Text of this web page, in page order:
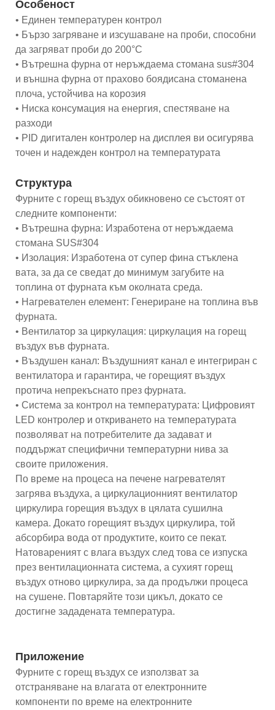
Особеност
• Единен температурен контрол
• Бързо загряване и изсушаване на проби, способни
да загряват проби до 200°C
• Вътрешна фурна от неръждаема стомана sus#304
и външна фурна от прахово боядисана стоманена
плоча, устойчива на корозия
• Ниска консумация на енергия, спестяване на
разходи
• PID дигитален контролер на дисплея ви осигурява
точен и надежден контрол на температурата
Структура
Фурните с горещ въздух обикновено се състоят от
следните компоненти:
• Вътрешна фурна: Изработена от неръждаема
стомана SUS#304
• Изолация: Изработена от супер фина стъклена
вата, за да се сведат до минимум загубите на
топлина от фурната към околната среда.
• Нагревателен елемент: Генериране на топлина във
фурната.
• Вентилатор за циркулация: циркулация на горещ
въздух във фурната.
• Въздушен канал: Въздушният канал е интегриран с
вентилатора и гарантира, че горещият въздух
протича непрекъснато през фурната.
• Система за контрол на температурата: Цифровият
LED контролер и откриването на температурата
позволяват на потребителите да задават и
поддържат специфични температурни нива за
своите приложения.
По време на процеса на печене нагревателят
загрява въздуха, а циркулационният вентилатор
циркулира горещия въздух в цялата сушилна
камера. Докато горещият въздух циркулира, той
абсорбира вода от продуктите, които се пекат.
Натовареният с влага въздух след това се изпуска
през вентилационната система, а сухият горещ
въздух отново циркулира, за да продължи процеса
на сушене. Повтаряйте този цикъл, докато се
достигне зададената температура.
Приложение
Фурните с горещ въздух се използват за
отстраняване на влагата от електронните
компоненти по време на електронните